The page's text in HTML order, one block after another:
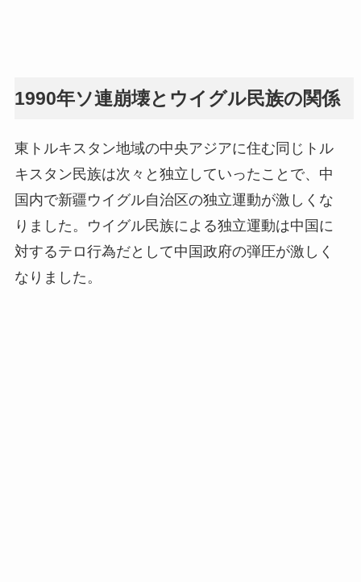
1990年ソ連崩壊とウイグル民族の関係
東トルキスタン地域の中央アジアに住む同じトル
キスタン民族は次々と独立していったことで、中
国内で新疆ウイグル自治区の独立運動が激しくな
りました。ウイグル民族による独立運動は中国に
対するテロ行為だとして中国政府の弾圧が激しく
なりました。